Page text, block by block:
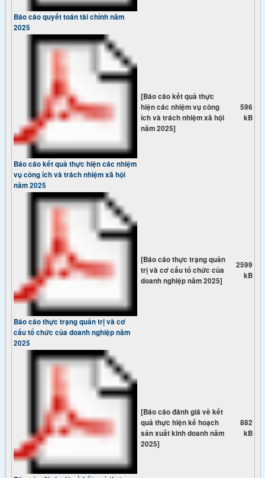
Báo cáo quyết toán tài chính năm
2025
Báo cáo kết quả thực hiện các nhiệm
vụ công ích và trách nhiệm xã hội
năm 2025
[Báo cáo kết quả thực
hiện các nhiệm vụ công
ích và trách nhiệm xã hội
năm 2025]
596
kB
Báo cáo thực trạng quản trị và cơ
cấu tổ chức của doanh nghiệp năm
2025
[Báo cáo thực trạng quản
trị và cơ cấu tổ chức của
doanh nghiệp năm 2025]
2599
kB
[Báo cáo đánh giá về kết
quả thực hiện kế hoạch
sản xuất kinh doanh năm
2025]
882
kB